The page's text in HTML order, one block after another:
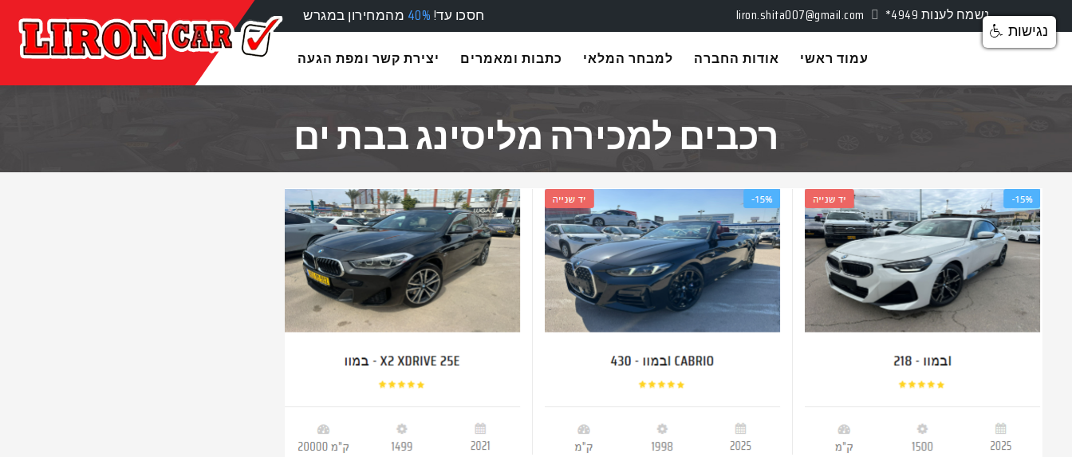
חסכו עד!40% מהמחירון במגרש liron.shita007@gmail.com *4949 נשמח לענות
יצירת קשר ומפת הגעה כתבות ומאמרים למבחר המלאי אודות החברה עמוד ראשי
רכבים למכירה מליסינג בבת ים
נגישות